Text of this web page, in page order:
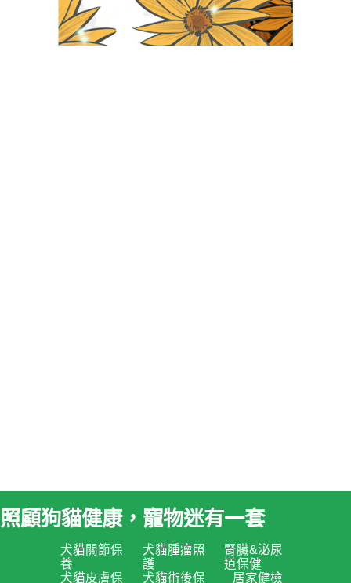
照顧狗貓健康，寵物迷有一套
犬貓關節保
養
犬貓皮膚保
犬貓腫瘤照
護
犬貓術後保
腎臟&泌尿
道保健
居家健檢